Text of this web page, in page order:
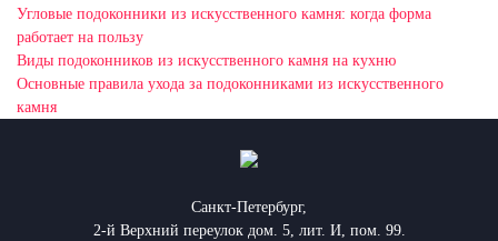
Угловые подоконники из искусственного камня: когда форма
работает на пользу
Виды подоконников из искусственного камня на кухню
Основные правила ухода за подоконниками из искусственного
камня
Санкт-Петербург,
2-й Верхний переулок дом. 5, лит. И, пом. 99.